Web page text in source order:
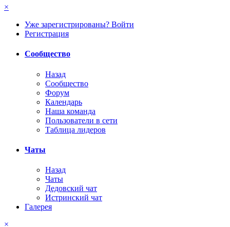
×
Уже зарегистрированы? Войти
Регистрация
Сообщество
Назад
Сообщество
Форум
Календарь
Наша команда
Пользователи в сети
Таблица лидеров
Чаты
Назад
Чаты
Дедовский чат
Истринский чат
Галерея
×